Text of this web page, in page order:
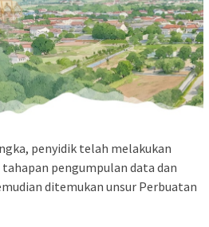
penyidik telah melakukan
pengumpulan data dan
ditemukan unsur Perbuatan